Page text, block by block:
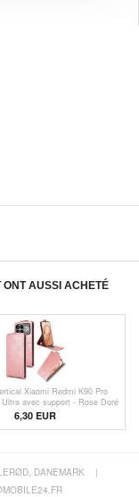
ONT AUSSI ACHETÉ
Xiaomi Redmi K90 Pro
avec support - Rose Doré
6,30EUR
DANEMARK
|